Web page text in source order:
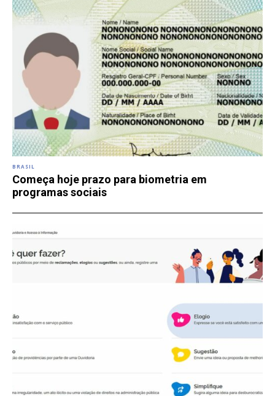
BRASIL
Começa hoje prazo para biometria em
programas sociais